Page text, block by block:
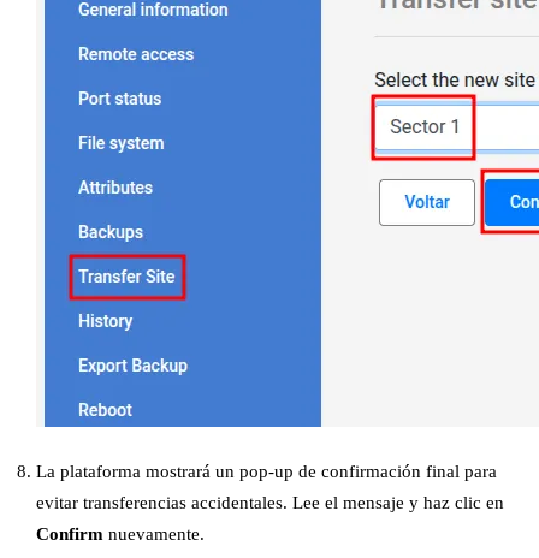
La plataforma mostrará un pop-up de confirmación final para
evitar transferencias accidentales. Lee el mensaje y haz clic en
Confirm nuevamente.